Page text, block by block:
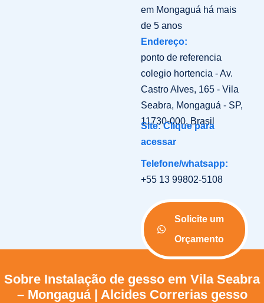
em Mongaguá há mais
de 5 anos
Endereço:
ponto de referencia
colegio hortencia - Av.
Castro Alves, 165 - Vila
Seabra, Mongaguá - SP,
11730-000, Brasil
Site: Clique para
acessar
Telefone/whatsapp:
+55 13 99802-5108
Solicite um
Orçamento
Sobre Instalação de gesso em Vila Seabra
– Mongaguá | Alcides Correrias gesso